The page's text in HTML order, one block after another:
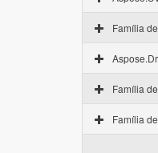
Família
Família
Família